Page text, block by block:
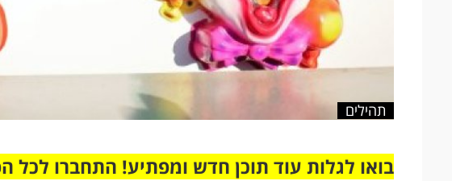
תהילים
בואו לגלות עוד תוכן חדש ומפתיע! התחברו לכל